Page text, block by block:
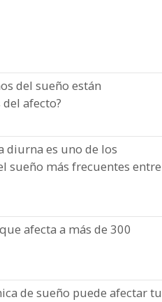
del sueño están
afecto?
diurna es uno de los
sueño más frecuentes entre
afecta a más de 300
de sueño puede afectar tu